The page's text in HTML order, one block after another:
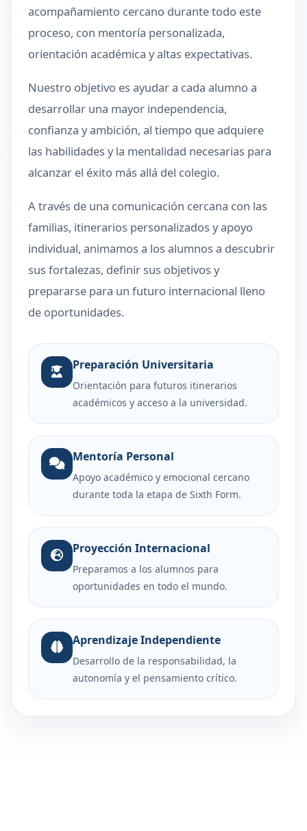
acompañamiento cercano durante todo este
proceso, con mentoría personalizada,
orientación académica y altas expectativas.
Nuestro objetivo es ayudar a cada alumno a
desarrollar una mayor independencia,
confianza y ambición, al tiempo que adquiere
las habilidades y la mentalidad necesarias para
alcanzar el éxito más allá del colegio.
A través de una comunicación cercana con las
familias, itinerarios personalizados y apoyo
individual, animamos a los alumnos a descubrir
sus fortalezas, definir sus objetivos y
prepararse para un futuro internacional lleno
de oportunidades.
Preparación Universitaria
Orientación para futuros itinerarios
académicos y acceso a la universidad.
Mentoría Personal
Apoyo académico y emocional cercano
durante toda la etapa de Sixth Form.
Proyección Internacional
Preparamos a los alumnos para
oportunidades en todo el mundo.
Aprendizaje Independiente
Desarrollo de la responsabilidad, la
autonomía y el pensamiento crítico.